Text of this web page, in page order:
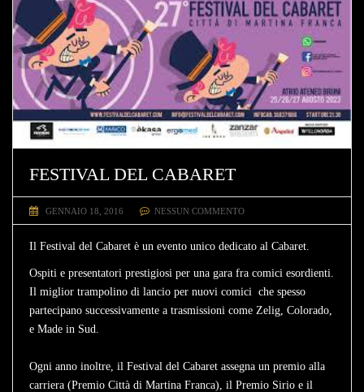
FESTIVAL DEL CABARET
GENNAIO 18, 2016 NESSUN COMMENTO
Il Festival del Cabaret è un evento unico dedicato al Cabaret.
Ospiti e presentatori prestigiosi per una gara fra comici esordienti.
Il miglior trampolino di lancio per nuovi comici che spesso
partecipano successivamente a trasmissioni come Zelig, Colorado,
e Made in Sud.
Ogni anno inoltre, il Festival del Cabaret assegna un premio alla
carriera (Premio Città di Martina Franca), il Premio Sirio e il